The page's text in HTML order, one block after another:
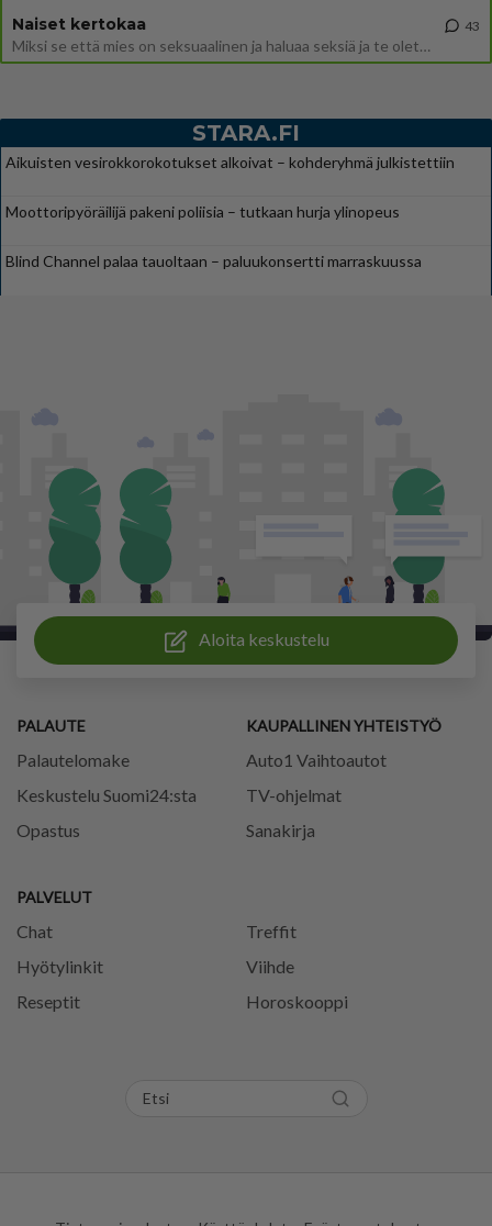
Naiset kertokaa
Miksi se että mies on seksuaalinen ja haluaa seksiä ja te olette hänen mielestänne haluttava on vastenmielistä? Mikä sii
43
STARA.FI
Aikuisten vesirokkorokotukset alkoivat – kohderyhmä julkistettiin
Moottoripyöräilijä pakeni poliisia – tutkaan hurja ylinopeus
Blind Channel palaa tauoltaan – paluukonsertti marraskuussa
Aloita keskustelu
PALAUTE
Palautelomake
Keskustelu Suomi24:sta
Opastus
PALVELUT
Chat
Treffit
Hyötylinkit
Viihde
Reseptit
Horoskooppi
KAUPALLINEN YHTEISTYÖ
Auto1 Vaihtoautot
TV-ohjelmat
Sanakirja